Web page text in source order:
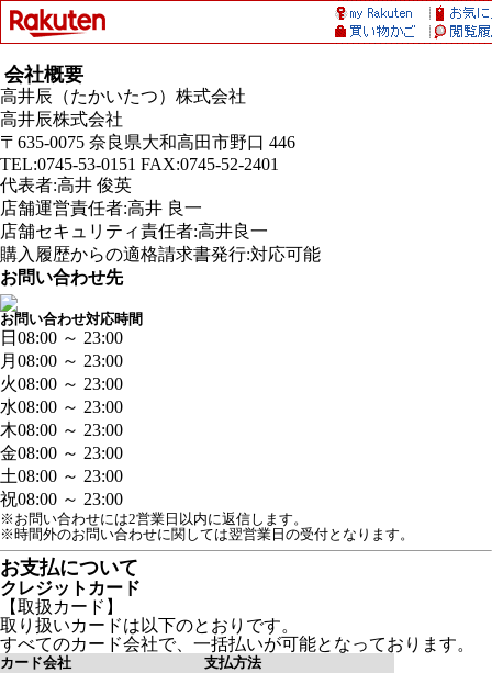
会社概要
高井辰（たかいたつ）株式会社
高井辰株式会社
〒635-0075 奈良県大和高田市野口 446
TEL:0745-53-0151 FAX:0745-52-2401
代表者:高井 俊英
店舗運営責任者:高井 良一
店舗セキュリティ責任者:高井良一
購入履歴からの適格請求書発行:対応可能
お問い合わせ先
お問い合わせ対応時間
日 08:00 ～ 23:00
月 08:00 ～ 23:00
火08:00 ～ 23:00
水08:00 ～ 23:00
木08:00 ～ 23:00
金08:00 ～ 23:00
土08:00 ～ 23:00
祝08:00 ～ 23:00
※お問い合わせには2営業日以内に返信します。
※時間外のお問い合わせに関しては翌営業日の受付となります。
お支払について
クレジットカード
【取扱カード】
取り扱いカードは以下のとおりです。
すべてのカード会社で、一括払いが可能となっております。
カード会社
支払方法